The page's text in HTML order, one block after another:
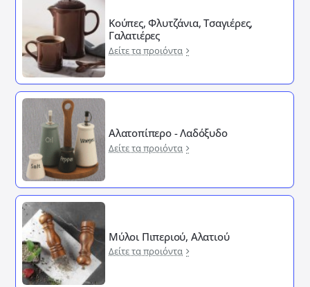
Κούπες, Φλυτζάνια, Τσαγιέρες,
Γαλατιέρες
Δείτε τα προιόντα
Αλατοπίπερο - Λαδόξυδο
Δείτε τα προιόντα
Μύλοι Πιπεριού, Αλατιού
Δείτε τα προιόντα